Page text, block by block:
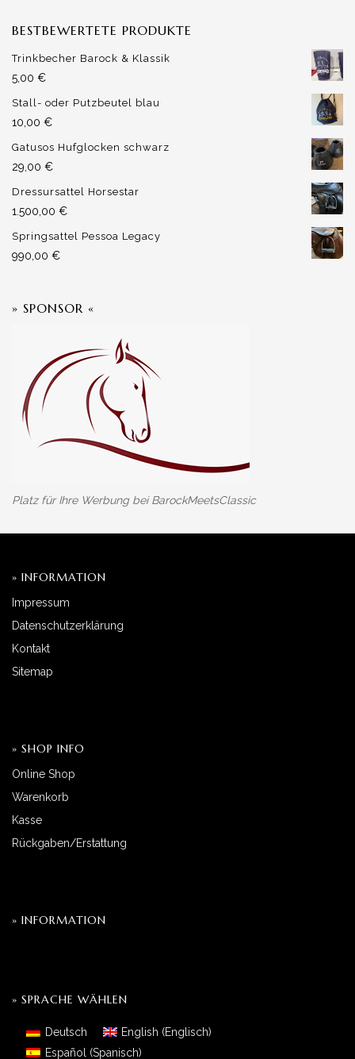
BESTBEWERTETE PRODUKTE
Trinkbecher Barock & Klassik
5,00 €
Stall- oder Putzbeutel blau
10,00 €
Gatusos Hufglocken schwarz
29,00 €
Dressursattel Horsestar
1.500,00 €
Springsattel Pessoa Legacy
990,00 €
» SPONSOR «
Platz für Ihre Werbung bei BarockMeetsClassic
» INFORMATION
Impressum
Datenschutzerklärung
Kontakt
Sitemap
» SHOP INFO
Online Shop
Warenkorb
Kasse
Rückgaben/Erstattung
» INFORMATION
» SPRACHE WÄHLEN
Deutsch English (Englisch)
Español(Spanisch)